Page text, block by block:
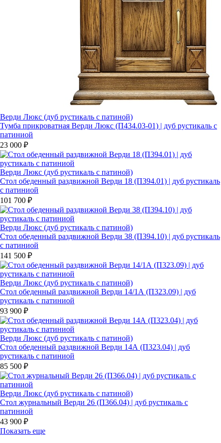
Верди Люкс (дуб рустикаль с патиной)
Тумба прикроватная Верди Люкс (П434.03-01) | дуб рустикаль с
патиниой
23 000 ₽
Верди Люкс (дуб рустикаль с патиной)
Стол обеденный раздвижной Верди 18 (П394.01) | дуб рустикаль
с патиниой
101 700 ₽
Верди Люкс (дуб рустикаль с патиной)
Стол обеденный раздвижной Верди 38 (П394.10) | дуб рустикаль
с патиниой
141 500 ₽
Верди Люкс (дуб рустикаль с патиной)
Стол обеденный раздвижной Верди 14/1А (П323.09) | дуб
рустикаль с патиниой
93 900 ₽
Верди Люкс (дуб рустикаль с патиной)
Стол обеденный раздвижной Верди 14А (П323.04) | дуб
рустикаль с патиниой
85 500 ₽
Верди Люкс (дуб рустикаль с патиной)
Стол журнальный Верди 26 (П366.04) | дуб рустикаль с
патиниой
43 900 ₽
Показать еще